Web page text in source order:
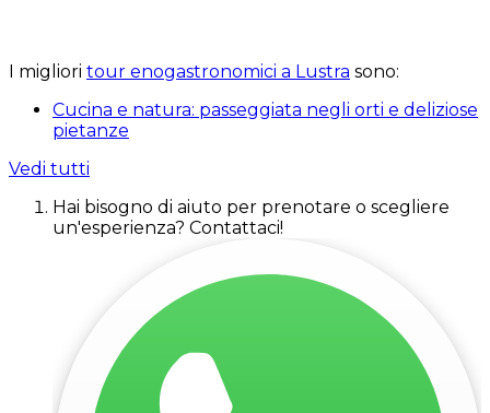
I migliori tour enogastronomici a Lustra sono:
Cucina e natura: passeggiata negli orti e deliziose
pietanze
Vedi tutti
Hai bisogno di aiuto per prenotare o scegliere
un'esperienza? Contattaci!